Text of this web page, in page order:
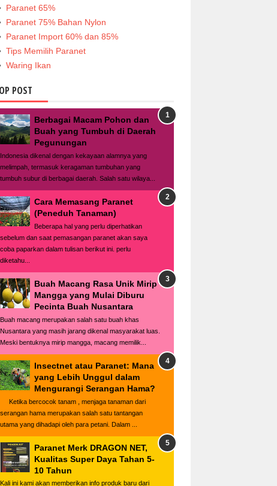
Paranet 65%
Paranet 75% Bahan Nylon
Paranet Import 60% dan 85%
Tips Memilih Paranet
Waring Ikan
POST
Berbagai Macam Pohon dan
Buah yang Tumbuh di Daerah
Pegunungan
Indonesia dikenal dengan kekayaan alamnya yang
melimpah, termasuk keragaman tumbuhan yang
tumbuh subur di berbagai daerah. Salah satu wilaya...
Cara Memasang Paranet
(Peneduh Tanaman)
Beberapa hal yang perlu diperhatikan
sebelum dan saat pemasangan paranet akan saya
coba paparkan dalam tulisan berikut ini. perlu
diketahu...
Buah Macang Rasa Unik Mirip
Mangga yang Mulai Diburu
Pecinta Buah Nusantara
Buah macang merupakan salah satu buah khas
Nusantara yang masih jarang dikenal masyarakat luas.
Meski bentuknya mirip mangga, macang memilik...
Insectnet atau Paranet: Mana
yang Lebih Unggul dalam
Mengurangi Serangan Hama?
Ketika bercocok tanam , menjaga tanaman dari
serangan hama merupakan salah satu tantangan
utama yang dihadapi oleh para petani. Dalam ...
Paranet Merk DRAGON NET,
Kualitas Super Daya Tahan 5-
10 Tahun
Kali ini kami akan memberikan info produk baru dari